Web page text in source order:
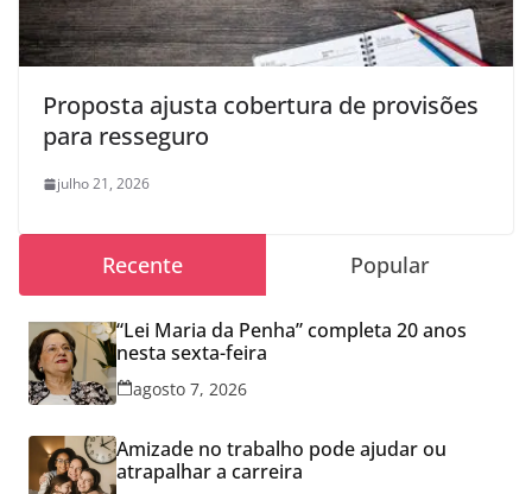
Proposta ajusta cobertura de provisões
para resseguro
julho 21, 2026
Recente Popular
“Lei Maria da Penha” completa 20 anos
nesta sexta-feira
agosto 7, 2026
Amizade no trabalho pode ajudar ou
atrapalhar a carreira